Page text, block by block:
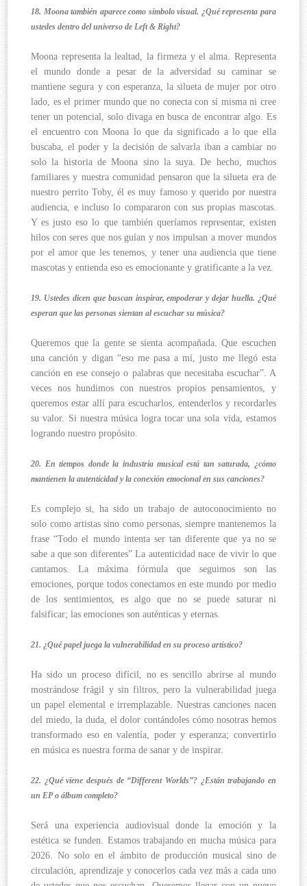
18. Moona también aparece como símbolo visual. ¿Qué representa para
ustedes dentro del universo de Left & Right?
Moona representa la lealtad, la firmeza y el alma. Representa
el mundo donde a pesar de la adversidad su caminar se
mantiene segura y con esperanza, la silueta de mujer por otro
lado, es el primer mundo que no conecta con sí misma ni cree
tener un potencial, solo divaga en busca de encontrar algo. Es
el encuentro con Moona lo que da significado a lo que ella
buscaba, el poder y la decisión de salvarla iban a cambiar no
solo la historia de Moona sino la suya. De hecho, muchos
familiares y nuestra comunidad pensaron que la silueta era de
nuestro perrito Toby, él es muy famoso y querido por nuestra
audiencia, e incluso lo compararon con sus propias mascotas.
Y es justo eso lo que también queríamos representar, existen
hilos con seres que nos guían y nos impulsan a mover mundos
por el amor que les tenemos, y tener una audiencia que tiene
mascotas y entienda eso es emocionante y gratificante a la vez.
19. Ustedes dicen que buscan inspirar, empoderar y dejar huella. ¿Qué
esperan que las personas sientan al escuchar su música?
Queremos que la gente se sienta acompañada. Que escuchen
una canción y digan “eso me pasa a mí, justo me llegó esta
canción en ese consejo o palabras que necesitaba escuchar”. A
veces nos hundimos con nuestros propios pensamientos, y
queremos estar allí para escucharlos, entenderlos y recordarles
su valor. Si nuestra música logra tocar una sola vida, estamos
logrando nuestro propósito.
20. En tiempos donde la industria musical está tan saturada, ¿cómo
mantienen la autenticidad y la conexión emocional en sus canciones?
Es complejo si, ha sido un trabajo de autoconocimiento no
solo como artistas sino como personas, siempre mantenemos la
frase “Todo el mundo intenta ser tan diferente que ya no se
sabe a que son diferentes” La autenticidad nace de vivir lo que
cantamos. La máxima fórmula que seguimos son las
emociones, porque todos conectamos en este mundo por medio
de los sentimientos, es algo que no se puede saturar ni
falsificar; las emociones son auténticas y eternas.
21. ¿Qué papel juega la vulnerabilidad en su proceso artístico?
Ha sido un proceso difícil, no es sencillo abrirse al mundo
mostrándose frágil y sin filtros, pero la vulnerabilidad juega
un papel elemental e irremplazable. Nuestras canciones nacen
del miedo, la duda, el dolor contándoles cómo nosotras hemos
transformado eso en valentía, poder y esperanza; convertirlo
en música es nuestra forma de sanar y de inspirar.
22. ¿Qué viene después de “Different Worlds”? ¿Están trabajando en
un EP o álbum completo?
Será una experiencia audiovisual donde la emoción y la
estética se funden. Estamos trabajando en mucha música para
2026. No solo en el ámbito de producción musical sino de
circulación, aprendizaje y conocerlos cada vez más a cada uno